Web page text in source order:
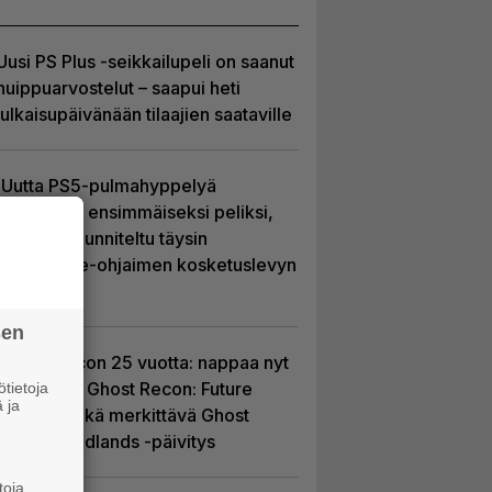
PS Plus -seikkailupeli on saanut
– saapui heti
tilaajien saataville
Uutta PS5-pulmahyppelyä
kuvaillaan ensimmäiseksi peliksi,
joka on suunniteltu täysin
DualSense-ohjaimen kosketuslevyn
Ghost Recon 25 vuotta: nappaa nyt
ilmaiseksi Ghost Recon: Future
Soldier sekä merkittävä Ghost
Recon Wildlands -päivitys
ja